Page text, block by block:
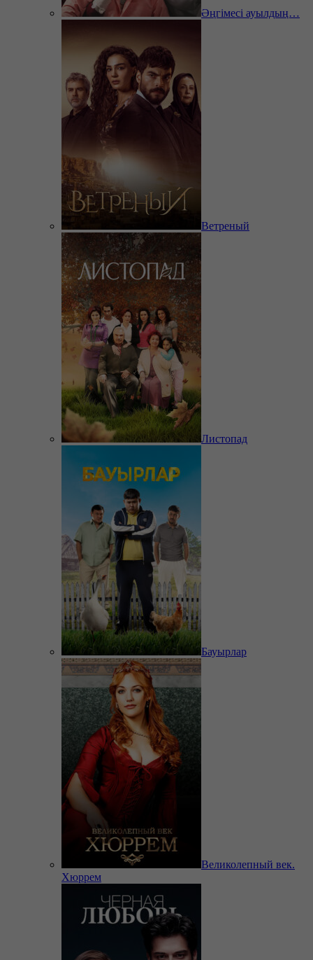
Әңгімесі ауылдың…
Ветреный
Листопад
Бауырлар
Великолепный век.
Хюррем